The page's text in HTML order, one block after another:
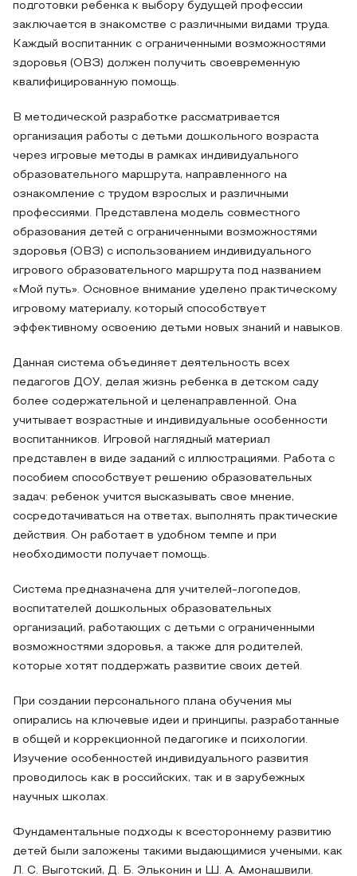
подготовки ребенка к выбору будущей профессии
заключается в знакомстве с различными видами труда.
Каждый воспитанник с ограниченными возможностями
здоровья (ОВЗ) должен получить своевременную
квалифицированную помощь.
В методической разработке рассматривается
организация работы с детьми дошкольного возраста
через игровые методы в рамках индивидуального
образовательного маршрута, направленного на
ознакомление с трудом взрослых и различными
профессиями. Представлена модель совместного
образования детей с ограниченными возможностями
здоровья (ОВЗ) с использованием индивидуального
игрового образовательного маршрута под названием
«Мой путь». Основное внимание уделено практическому
игровому материалу, который способствует
эффективному освоению детьми новых знаний и навыков.
Данная система объединяет деятельность всех
педагогов ДОУ, делая жизнь ребенка в детском саду
более содержательной и целенаправленной. Она
учитывает возрастные и индивидуальные особенности
воспитанников. Игровой наглядный материал
представлен в виде заданий с иллюстрациями. Работа с
пособием способствует решению образовательных
задач: ребенок учится высказывать свое мнение,
сосредотачиваться на ответах, выполнять практические
действия. Он работает в удобном темпе и при
необходимости получает помощь.
Система предназначена для учителей-логопедов,
воспитателей дошкольных образовательных
организаций, работающих с детьми с ограниченными
возможностями здоровья, а также для родителей,
которые хотят поддержать развитие своих детей.
При создании персонального плана обучения мы
опирались на ключевые идеи и принципы, разработанные
в общей и коррекционной педагогике и психологии.
Изучение особенностей индивидуального развития
проводилось как в российских, так и в зарубежных
научных школах.
Фундаментальные подходы к всестороннему развитию
детей были заложены такими выдающимися учеными, как
Л. С. Выготский, Д. Б. Эльконин и Ш. А. Амонашвили.